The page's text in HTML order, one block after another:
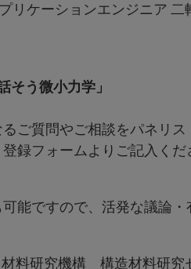
ジニア 二軒
そう微小力学」
ご質問やご相談をパネリ
録フォームよりご記入くだ
能ですので、活発な議論
構造材料研究セン